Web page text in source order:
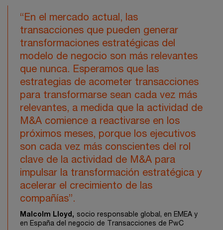
“En el mercado actual, las
transacciones que pueden generar
transformaciones estratégicas del
modelo de negocio son más relevantes
que nunca. Esperamos que las
estrategias de acometer transacciones
para transformarse sean cada vez más
relevantes, a medida que la actividad de
M&A comience a reactivarse en los
próximos meses, porque los ejecutivos
son cada vez más conscientes del rol
clave de la actividad de M&A para
impulsar la transformación estratégica y
acelerar el crecimiento de las
compañías”.
Malcolm Lloyd, socio responsable global, en EMEA y
en España del negocio de Transacciones de PwC